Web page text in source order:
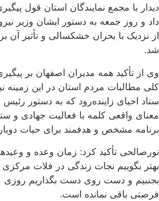
دیدار با مجمع نمایندگان استان قول
داد و روز جمعه به دستور ایشان وزیر
از نزدیک با بحران خشکسالی و تأثیر آن
شد.
وی از تأکید همه مدیران اصفهان بر
کلی مطالبات مردم استان در این
ستاد احیای زاینده‌رود که به دستور رئیس
معنای واقعی کلمه با فعالیت جهادی و
برنامه مشخص و هدفمند برای حیات
نورصالحی تأکید کرد: زمان وعده و وعیدها
بهتر بگوییم نجات زندگی در فلات مرکزی
بجنبیم و دست روی دست بگذاریم روزی
فرصتی باقی نمانده است.